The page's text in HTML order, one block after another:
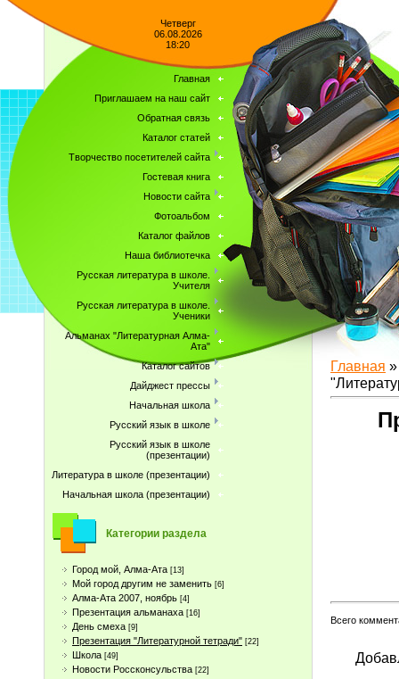
Четверг
06.08.2026
18:20
Главная
Приглашаем на наш сайт
Обратная связь
Каталог статей
Творчество посетителей сайта
Гостевая книга
Новости сайта
Фотоальбом
Каталог файлов
Наша библиотечка
Русская литература в школе.
Учителя
Русская литература в школе.
Ученики
Альманах "Литературная Алма-
Ата"
Каталог сайтов
Дайджест прессы
Начальная школа
Русский язык в школе
Русский язык в школе
(презентации)
Литература в школе (презентации)
Начальная школа (презентации)
Категории раздела
Город мой, Алма-Ата [13]
Мой город другим не заменить [6]
Алма-Ата 2007, ноябрь [4]
Презентация альманаха [16]
День смеха [9]
Презентация "Литературной тетради" [22]
Школа [49]
Новости Россконсульства [22]
Главная
Всего